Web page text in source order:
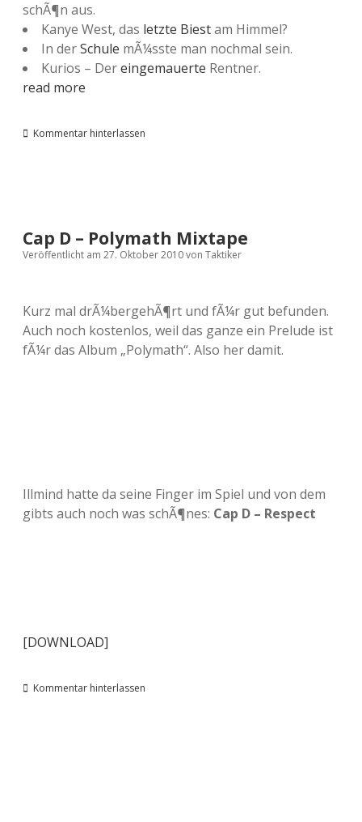
schÃ¶n aus.
Kanye West, das letzte Biestam Himmel?
In derSchule mÃ¼sste man nochmal sein.
Kurios – Dereingemauerte Rentner.
read more
Kommentar hinterlassen
Cap D – Polymath Mixtape
Veröffentlicht am 27. Oktober 2010von Taktiker
Kurz mal drÃ¼bergehÃ¶rt und fÃ¼r gut befunden.
Auch noch kostenlos, weil das ganze ein Prelude ist
fÃ¼r das Album „Polymath“. Also her damit.
Illmind hatte da seine Finger im Spiel und von dem
gibts auch noch was schÃ¶nes: Cap D – Respect
[DOWNLOAD]
Kommentar hinterlassen